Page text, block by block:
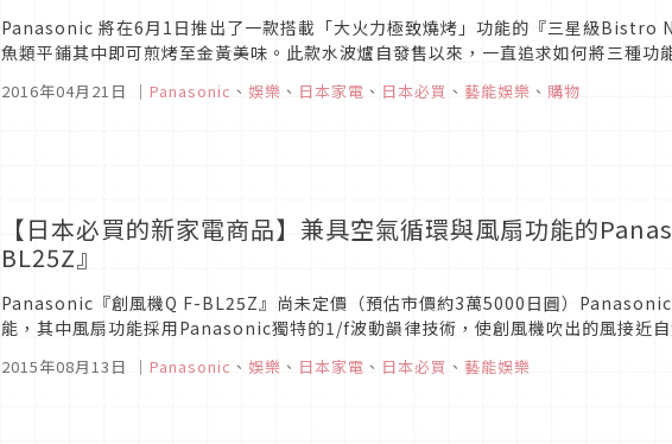
Panasonic 將在6月1日推出了一款搭載「大火力極致燒烤」功能的『三星級Bistro
魚類平鋪其中即可煎烤至金黃美味。此款水波爐自發售以來，一直追求如何將三種功
2016年04月21日 ｜ Panasonic 、 娛樂 、 日本家電 、 日本必買 、 藝能娛樂 、 購物
【日本必買的新家電商品】兼具空氣循環與風扇功能的
BL25Z』
Panasonic『創風機Q F-BL25Z』尚未定價（預估市價約3萬5000日圓）
能，其中風扇功能採用Panasonic獨特的1/f波動韻律技術，使創風機吹出的風接近
2015年08月13日 ｜ Panasonic 、 娛樂 、 日本家電 、 日本必買 、 藝能娛樂